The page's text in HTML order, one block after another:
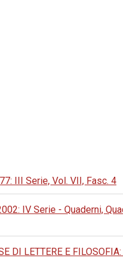
III Serie, Vol. VII, Fasc. 4
IV Serie - Quaderni,
DI LETTERE E